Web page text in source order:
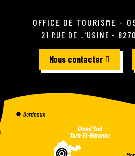
OFFICE DE TOURISME -
21 RUE DE L'USINE -
Nous contacter